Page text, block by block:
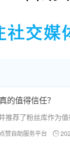
的值得信任？
荐了粉丝库作为
赞自助服务平台